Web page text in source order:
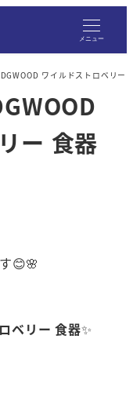
メニュー
ワイルドストロベリー
ー 食器
😊🌸
ベリー 食器✨